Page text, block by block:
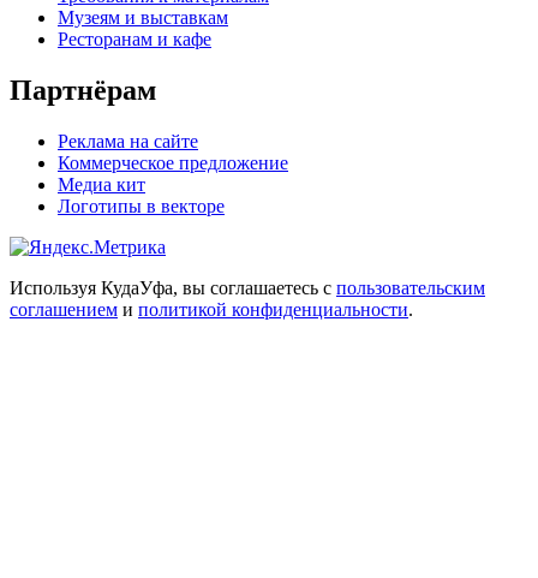
Музеям и выставкам
Ресторанам и кафе
Партнёрам
Реклама на сайте
Коммерческое предложение
Медиа кит
Логотипы в векторе
Используя КудаУфа, вы соглашаетесь с пользовательским
соглашением и политикой конфиденциальности.